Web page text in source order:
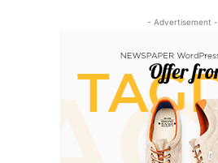
- Advertisement -